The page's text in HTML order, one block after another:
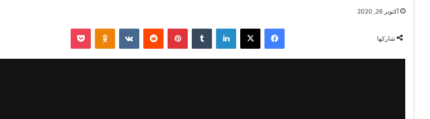
أكتوبر 26, 2020
شاركها
فيسبوك ‫X لينكدإن ‏Tumblr بينتيريست ‏Reddit
‏VKontakte
Odnoklassniki
‫Pocket